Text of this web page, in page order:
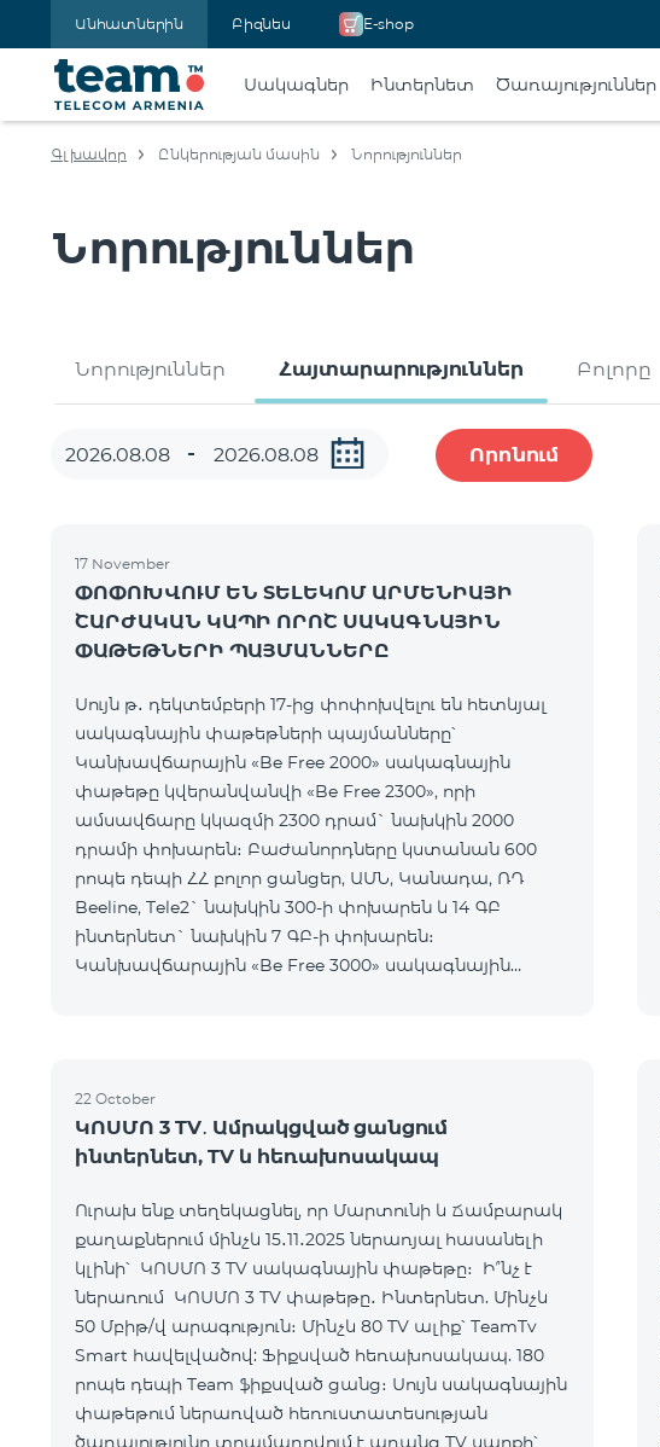
Անհատներին Բիզնես E-shop
Սակագներ Ինտերնետ Ծառայություններ
Գլխավոր Ընկերության մասին Նորություններ
Նորություններ
Նորություններ Հայտարարություններ Բոլորը
Որոնում
17 November
ՓՈՓՈԽՎՈՒՄ ԵՆ ՏԵԼԵԿՈՄ ԱՐՄԵՆԻԱՅԻ
ՇԱՐԺԱԿԱՆ ԿԱՊԻ ՈՐՈՇ ՍԱԿԱԳՆԱՅԻՆ
ՓԱԹԵԹՆԵՐԻ ՊԱՅՄԱՆՆԵՐԸ
Սույն թ․ դեկտեմբերի 17-ից փոփոխվելու են հետևյալ
սակագնային փաթեթների պայմանները՝
Կանխավճարային «Be Free 2000» սակագնային
փաթեթը կվերանվանվի «Be Free 2300», որի
ամսավճարը կկազմի 2300 դրամ` նախկին 2000
դրամի փոխարեն։ Բաժանորդները կստանան 600
րոպե դեպի ՀՀ բոլոր ցանցեր, ԱՄՆ, Կանադա, ՌԴ
Beeline, Tele2` նախկին 300-ի փոխարեն և 14 ԳԲ
ինտերնետ` նախկին 7 ԳԲ-ի փոխարեն։
Կանխավճարային «Be Free 3000» սակագնային
22 October
ԿՈՍՄՈ 3 TV․ Ամրակցված ցանցում
ինտերնետ, TV և հեռախոսակապ
Ուրախ ենք տեղեկացնել, որ Մարտունի և Ճամբարակ
քաղաքներում մինչև 15․11․2025 ներառյալ հասանելի
կլինի՝ ԿՈՍՄՈ 3 TV սակագնային փաթեթը։ Ի՞նչ է
ներառում ԿՈՍՄՈ 3 TV փաթեթը․ Ինտերնետ. Մինչև
50 Մբիթ/վ արագություն։ Մինչև 80 TV ալիք՝ TeamTv
Smart հավելվածով: Ֆիքսված հեռախոսակապ. 180
րոպե դեպի Team ֆիքսված ցանց։ Սույն սակագնային
փաթեթում ներառված հեռուստատեսության
ծառայությունը տրամադրվում է առանց TV սարքի՝